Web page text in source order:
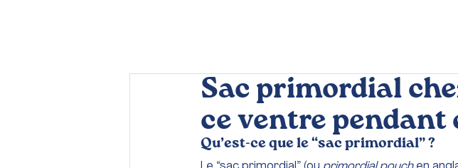
Sac primordial
ce ventre pendant
Qu’est-ce que le “sac primordial” ?